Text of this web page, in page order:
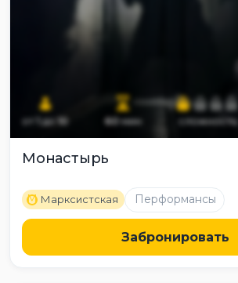
от до 10 60мин сложность
Монастырь
M Марксистская Перформансы
Забронировать